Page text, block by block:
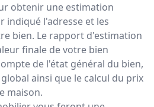
obtenir une estimation
indiqué l'adresse et les
bien. Le rapport d'estimation
finale de votre bien
de l'état général du bien,
ainsi que le calcul du prix
maison.